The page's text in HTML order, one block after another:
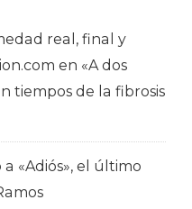
real, final y
en «A dos
tiempos de la fibrosis
«Adiós», el último